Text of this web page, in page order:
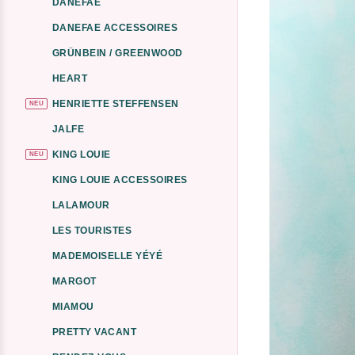
DANEFAE
DANEFAE ACCESSOIRES
GRÜNBEIN / GREENWOOD
HEART
NEU HENRIETTE STEFFENSEN
JALFE
NEU KING LOUIE
KING LOUIE ACCESSOIRES
LALAMOUR
LES TOURISTES
MADEMOISELLE YÉYÉ
MARGOT
MIAMOU
PRETTY VACANT